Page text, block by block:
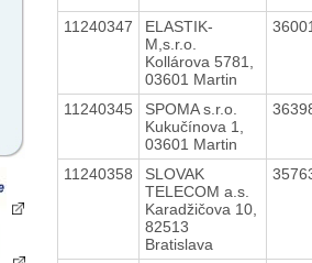
11240347
ELASTIK-
M,s.r.o.
Kollárova 5781,
03601 Martin
11240345
SPOMA s.r.o.
Kukučínova 1,
03601 Martin
11240358
SLOVAK
TELECOM a.s.
Karadžičova 10,
82513
Bratislava